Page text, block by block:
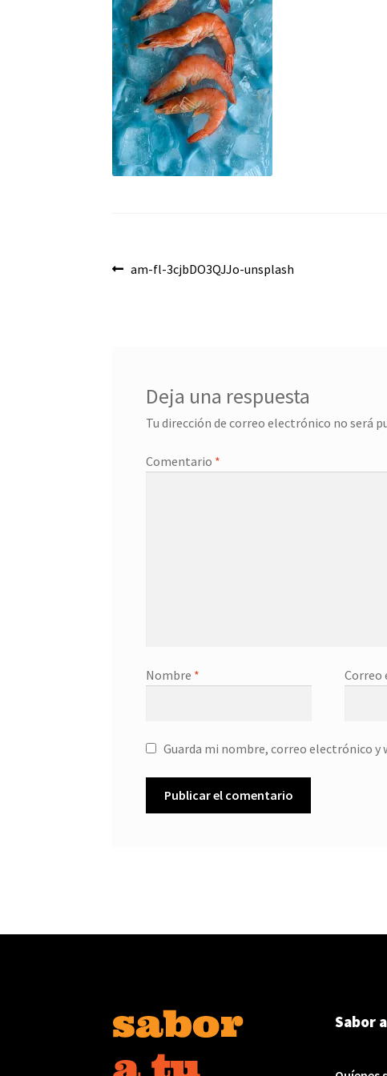
Navegación
Anterior:
am-fl-3cjbDO3QJJo-unsplash
Deja una respuesta
Tu dirección de correo electrónico no será
Comentario *
Nombre * Correo
Guarda mi nombre, correo electrónico y
Sabor